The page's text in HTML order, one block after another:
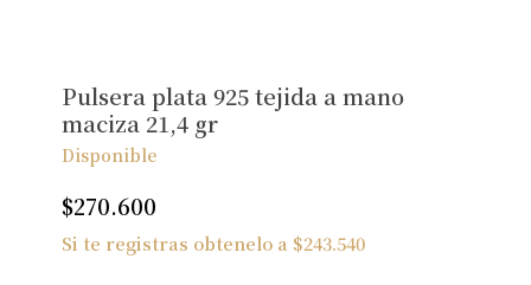
Pulsera plata 925 tejida a mano
maciza 21,4 gr
Disponible
$270.600
Si te registras obtenelo a $243.540